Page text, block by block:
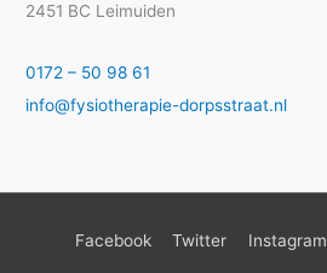
2451 BC Leimuiden
0172 – 50 98 61
info@fysiotherapie-dorpsstraat.nl
Facebook Twitter Instagram